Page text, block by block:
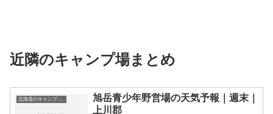
近隣のキャンプ場まとめ
北海道のキャンプ場一覧
旭岳青少年野営場の天気予報｜週末｜
上川郡